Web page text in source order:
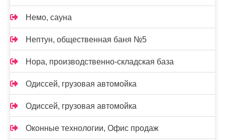
Немо, сауна
Нептун, общественная баня №5
Нора, производственно-складская база
Одиссей, грузовая автомойка
Одиссей, грузовая автомойка
Оконные технологии, Офис продаж